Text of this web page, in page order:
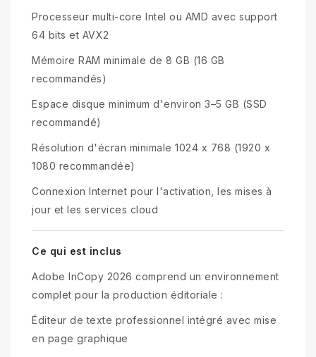
Processeur multi-core Intel ou AMD avec support
64 bits et AVX2
Mémoire RAM minimale de 8 GB (16 GB
recommandés)
Espace disque minimum d'environ 3–5 GB (SSD
recommandé)
Résolution d'écran minimale 1024 x 768 (1920 x
1080 recommandée)
Connexion Internet pour l'activation, les mises à
jour et les services cloud
Ce qui est inclus
Adobe InCopy 2026 comprend un environnement
complet pour la production éditoriale :
Éditeur de texte professionnel intégré avec mise
en page graphique